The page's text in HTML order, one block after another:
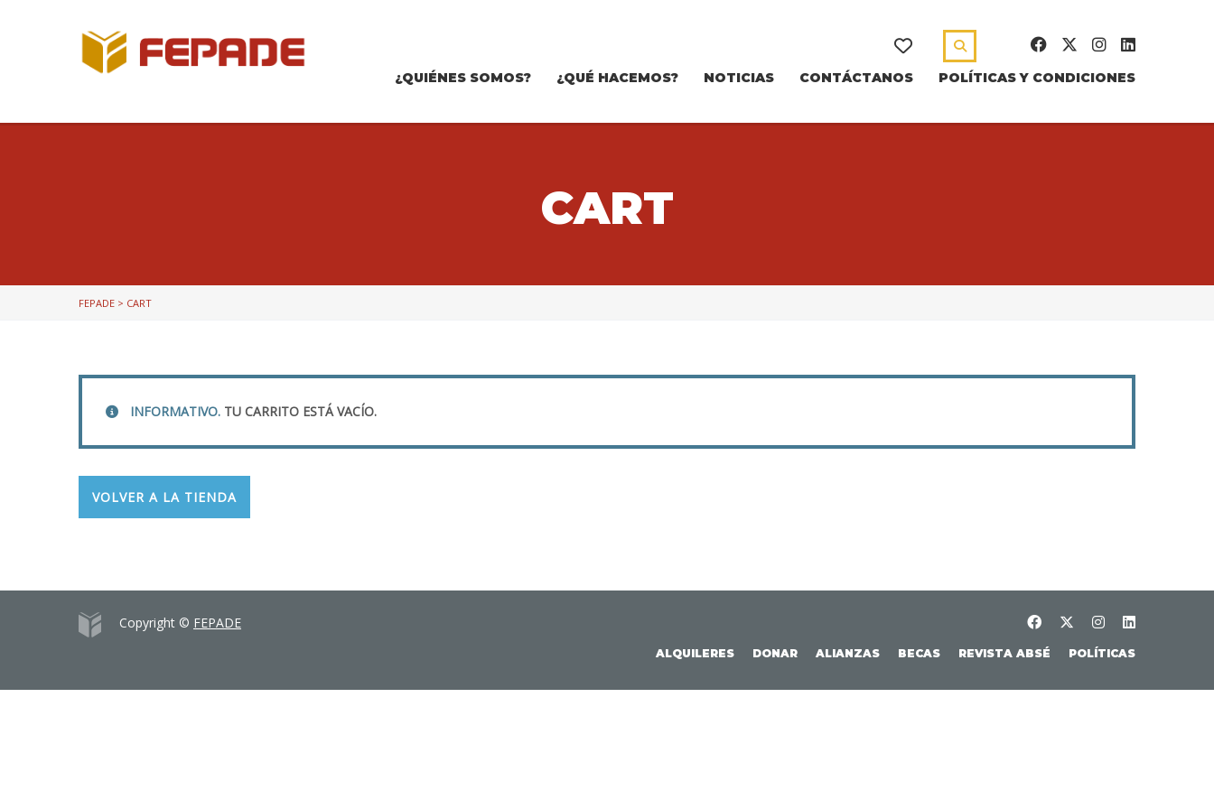
¿QUIÉNES SOMOS? ¿QUÉ HACEMOS? NOTICIAS CONTÁCTANOS POLÍTICAS Y CONDICIONES
CART
FEPADE > CART
INFORMATIVO. TU CARRITO ESTÁ VACÍO.
VOLVER A LA TIENDA
Copyright © FEPADE
ALQUILERES DONAR ALIANZAS BECAS REVISTA ABSÉ POLÍTICAS